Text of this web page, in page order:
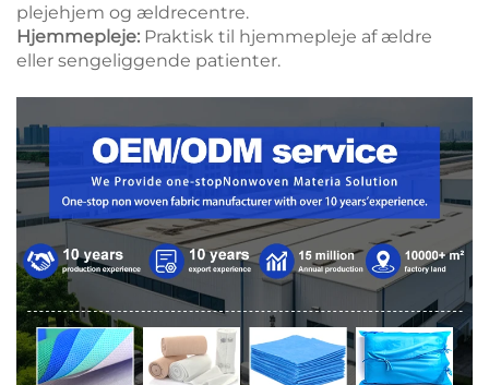
plejehjem og ældrecentre.
Hjemmepleje: Praktisk til hjemmepleje af ældre
eller sengeliggende patienter.